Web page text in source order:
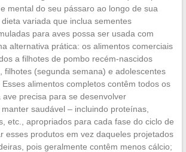
mental do seu pássaro ao longo de sua
variada que inclua sementes
para aves possa ser usada com
alternativa prática: os alimentos comerciais
a filhotes de pombo recém-nascidos
filhotes (segunda semana) e adolescentes
alimentos completos contêm todos os
ave precisa para se desenvolver
saudável – incluindo proteínas,
etc., apropriados para cada fase do ciclo de
esses produtos em vez daqueles projetados
pois geralmente contêm menos cálcio;